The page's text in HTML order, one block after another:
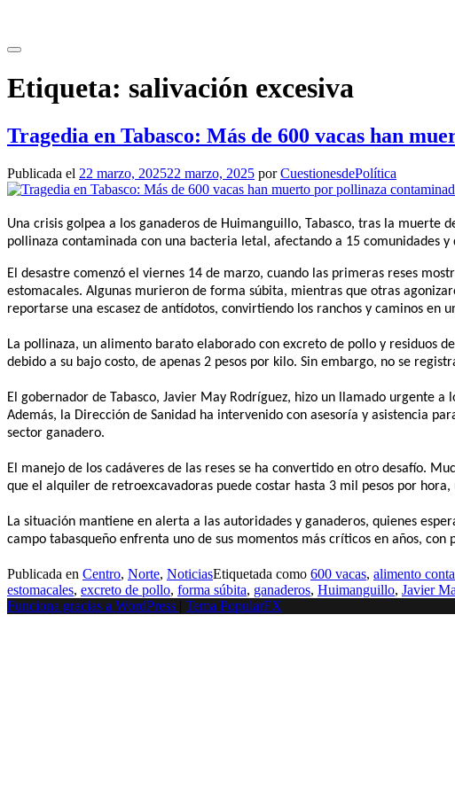
contenido
Etiqueta: salivación excesiva
Tragedia en Tabasco: Más de 600 vacas han
Publicada el 22 marzo, 202522 marzo, 2025 porCuestionesdePolítica
Una crisis golpea a los ganaderos de Huimanguillo, Tabasco, tras la muerte
pollinaza contaminada con una bacteria letal, afectando a 15 comunidades
El desastre comenzó el viernes 14 de marzo, cuando las primeras reses
estomacales. Algunas murieron de forma súbita, mientras que otras
reportarse una escasez de antídotos, convirtiendo los ranchos y caminos en
La pollinaza, un alimento barato elaborado con excreto de pollo y residuos
debido a su bajo costo, de apenas 2 pesos por kilo. Sin embargo, no se
El gobernador de Tabasco, Javier May Rodríguez, hizo un llamado urgente
Además, la Dirección de Sanidad ha intervenido con asesoría y asistencia
sector ganadero.
El manejo de los cadáveres de las reses se ha convertido en otro desafío.
que el alquiler de retroexcavadoras puede costar hasta 3 mil pesos por
La situación mantiene en alerta a las autoridades y ganaderos, quienes
campo tabasqueño enfrenta uno de sus momentos más críticos en años,
Publicada en Centro, Norte, NoticiasEtiquetada como 600 vacas, alimento
estomacales, excreto de pollo, forma súbita, ganaderos, Huimanguillo, Javier
Funciona gracias a WordPress
Tema PopularFX